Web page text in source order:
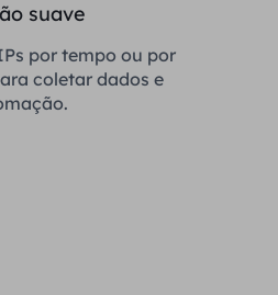
suave
por tempo ou por
coletar dados e